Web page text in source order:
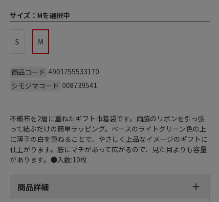
サイズ： Mを選択中
S M
商品コード 4901755533170
シモジマコード 008739541
不織布を2層に重ねたギフト巾着袋です。両脇のリボンを引っ張
って結ぶだけの簡単ラッピング。ベースのライトグリーン色の上
に薄手の白を重ねることで、やさしく上品なイメージのギフトに
仕上がります。底にマチがあって広がるので、見た目よりも容量
があります。●入数:10枚
商品詳細